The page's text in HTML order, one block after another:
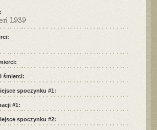
1939
śmierci:
spoczynku #1:
#1:
spoczynku #2: